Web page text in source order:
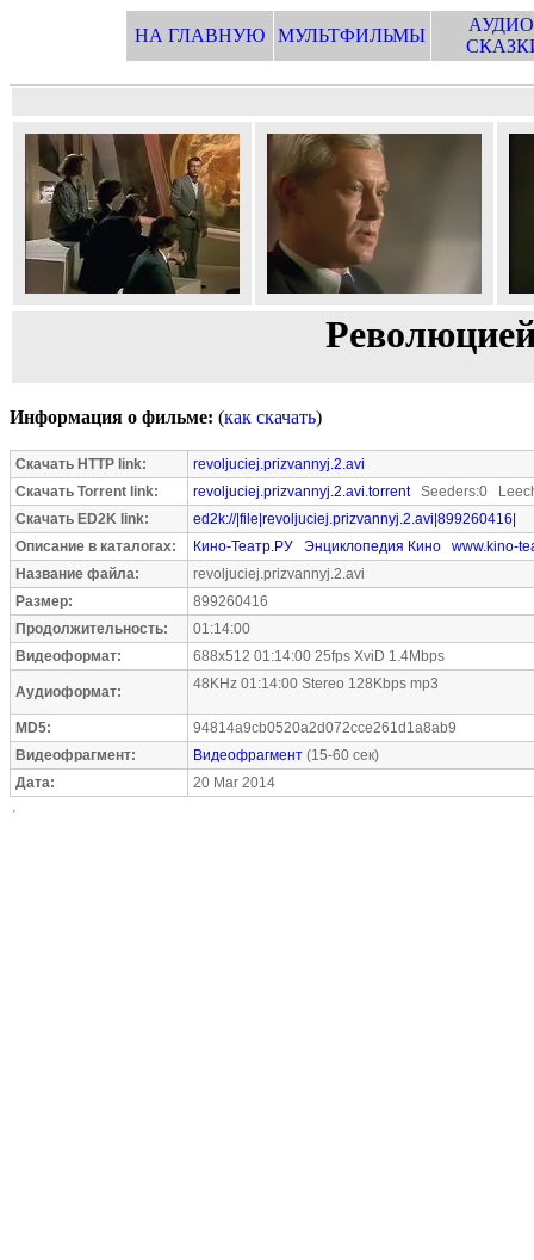
НА ГЛАВНУЮ МУЛЬТФИЛЬМЫ
Информация о фильме: (как скачать)
Скачать HTTP link:
revoljuciej.prizvannyj.2.avi
Скачать Torrent link:
revoljuciej.prizvannyj.2.avi.torrentSeeders:0
Скачать ED2K link:
ed2k://|file|revoljuciej.prizvannyj.2.avi|899260416|
Описание в каталогах:
Кино-Театр.РУ Энциклопедия Кино
www.kino-
Название файла:
revoljuciej.prizvannyj.2.avi
Размер:
899260416
Продолжительность:
01:14:00
Видеоформат:
688x512 01:14:00 25fps XviD 1.4Mbps
Аудиоформат: 48KHz 01:14:00 Stereo 128Kbps mp3
MD5:
94814a9cb0520a2d072cce261d1a8ab9
Видеофрагмент:
Видеофрагмент (15-60 сек)
Дата:
20 Mar 2014